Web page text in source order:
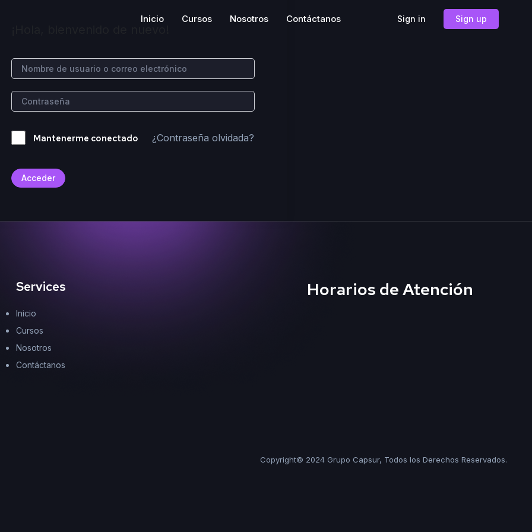
Inicio Cursos Nosotros Contáctanos Sign in Sign up
Mantenerme conectado ¿Contraseña olvidada?
Acceder
Services
Inicio
Cursos
Nosotros
Contáctanos
Horarios de Atención
Copyright© 2024 Grupo Capsur, Todos los Derechos Reservados.